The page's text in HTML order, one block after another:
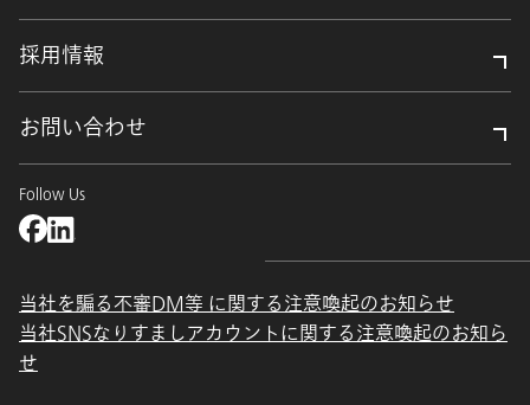
採用情報
お問い合わせ
Follow Us
当社を騙る不審DM等 に関する注意喚起のお知らせ
当社SNSなりすましアカウントに関する注意喚起のお知ら
せ